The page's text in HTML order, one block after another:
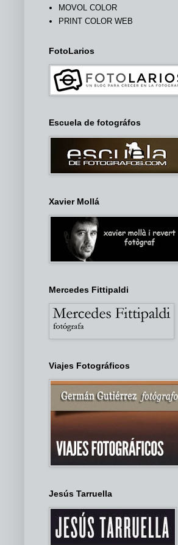
MOVOL COLOR
PRINT COLOR WEB
FotoLarios
Escuela de fotográfos
Xavier Mollá
Mercedes Fittipaldi
Viajes Fotográficos
Jesús Tarruella